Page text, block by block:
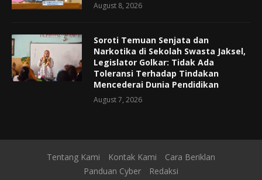
August 8, 2026
Soroti Temuan Senjata dan
Narkotika di Sekolah Swasta Jaksel,
Legislator Golkar: Tidak Ada
Toleransi Terhadap Tindakan
Mencederai Dunia Pendidikan
August 7, 2026
Tentang Kami Kontak Kami
Cara Beriklan
Panduan Cyber
Redaksi